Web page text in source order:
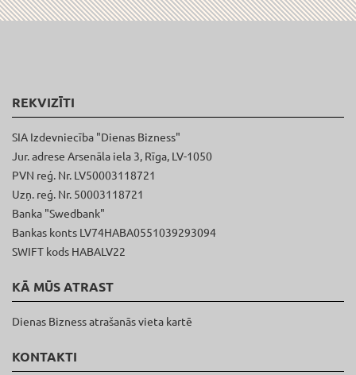
REKVIZĪTI
SIA Izdevniecība "Dienas Bizness"
Jur. adrese Arsenāla iela 3, Rīga, LV-1050
PVN reģ. Nr. LV50003118721
Uzņ. reģ. Nr. 50003118721
Banka "Swedbank"
Bankas konts LV74HABA0551039293094
SWIFT kods HABALV22
KĀ MŪS ATRAST
Dienas Bizness atrašanās vieta kartē
KONTAKTI